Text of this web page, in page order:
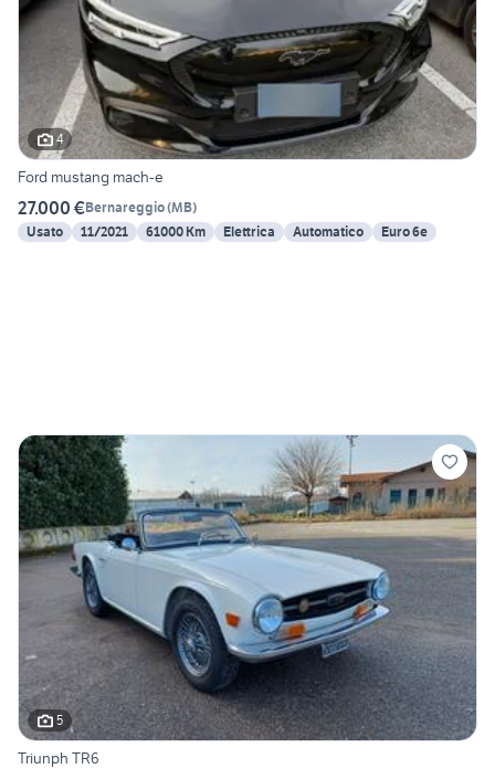
4
Ford mustang mach-e
27.000 €Bernareggio(MB)
Usato
11/2021 61000 Km Elettrica Automatico Euro 6e
5
Triunph TR6